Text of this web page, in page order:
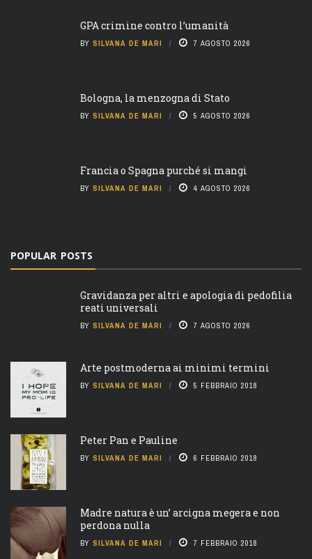
GPA crimine contro l’umanità
BY SILVANA DE MARI 7 AGOSTO 2026
Bologna, la menzogna di Stato
BY SILVANA DE MARI 5 AGOSTO 2026
Francia o Spagna purché si mangi
BY SILVANA DE MARI 4 AGOSTO 2026
POPULAR POSTS
Gravidanza per altri e apologia di pedofilia
reati universali
BY SILVANA DE MARI 7 AGOSTO 2026
Arte postmoderna ai minimi termini
BY SILVANA DE MARI 5 FEBBRAIO 2018
Peter Pan e Pauline
BY SILVANA DE MARI 6 FEBBRAIO 2018
Madre natura è un’ arcigna megera e non
perdona nulla
BY SILVANA DE MARI 7 FEBBRAIO 2018